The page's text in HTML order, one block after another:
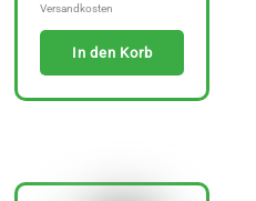
Versandkosten
In den Korb